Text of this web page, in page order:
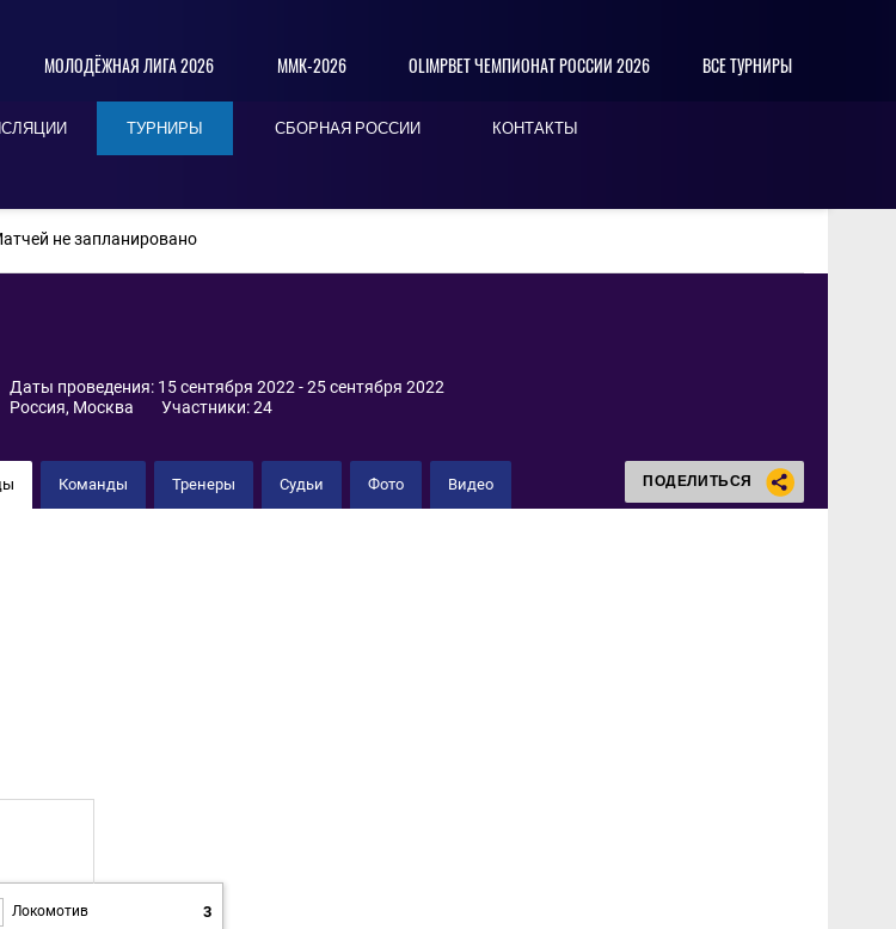
МОЛОДЁЖНАЯ ЛИГА 2026 ММК-2026 OLIMPBET ЧЕМПИОНАТ РОССИИ 2026 ВСЕ ТУРНИРЫ
ТУРНИРЫ СБОРНАЯ РОССИИ КОНТАКТЫ
не запланировано
Даты проведения: 15 сентября 2022 - 25 сентября 2022
Россия, Москва
Участники: 24
Команды Тренеры Судьи Фото Видео ПОДЕЛИТЬСЯ
Локомотив 3